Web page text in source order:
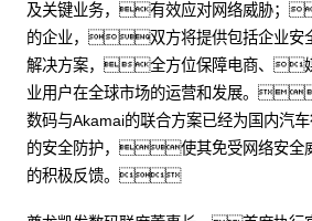
及关键业务，有效应对网络威胁；
的企业，双方将提供包括企业安
解决方案，全方位保障电商、
业用户在全球市场的运营和发展。
数码与Akamai的联合方案已经为国内汽
的安全防护，使其免受网络安全
的积极反馈。